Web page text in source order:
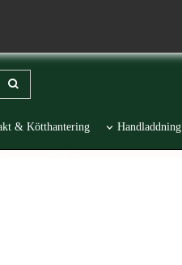
& Kötthantering Handladdning